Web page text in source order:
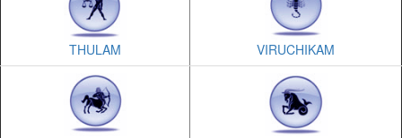
THULAM VIRUCHIKAM